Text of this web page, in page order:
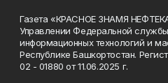
Газета «КРАСНОЕ ЗНАМЯ
Управлении Федеральной
информационных технологий и
Республике Башкортостан.
02 - 01880 от 11.06.2025 г.